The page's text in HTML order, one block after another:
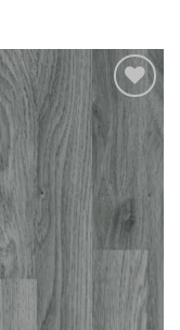
wishlist